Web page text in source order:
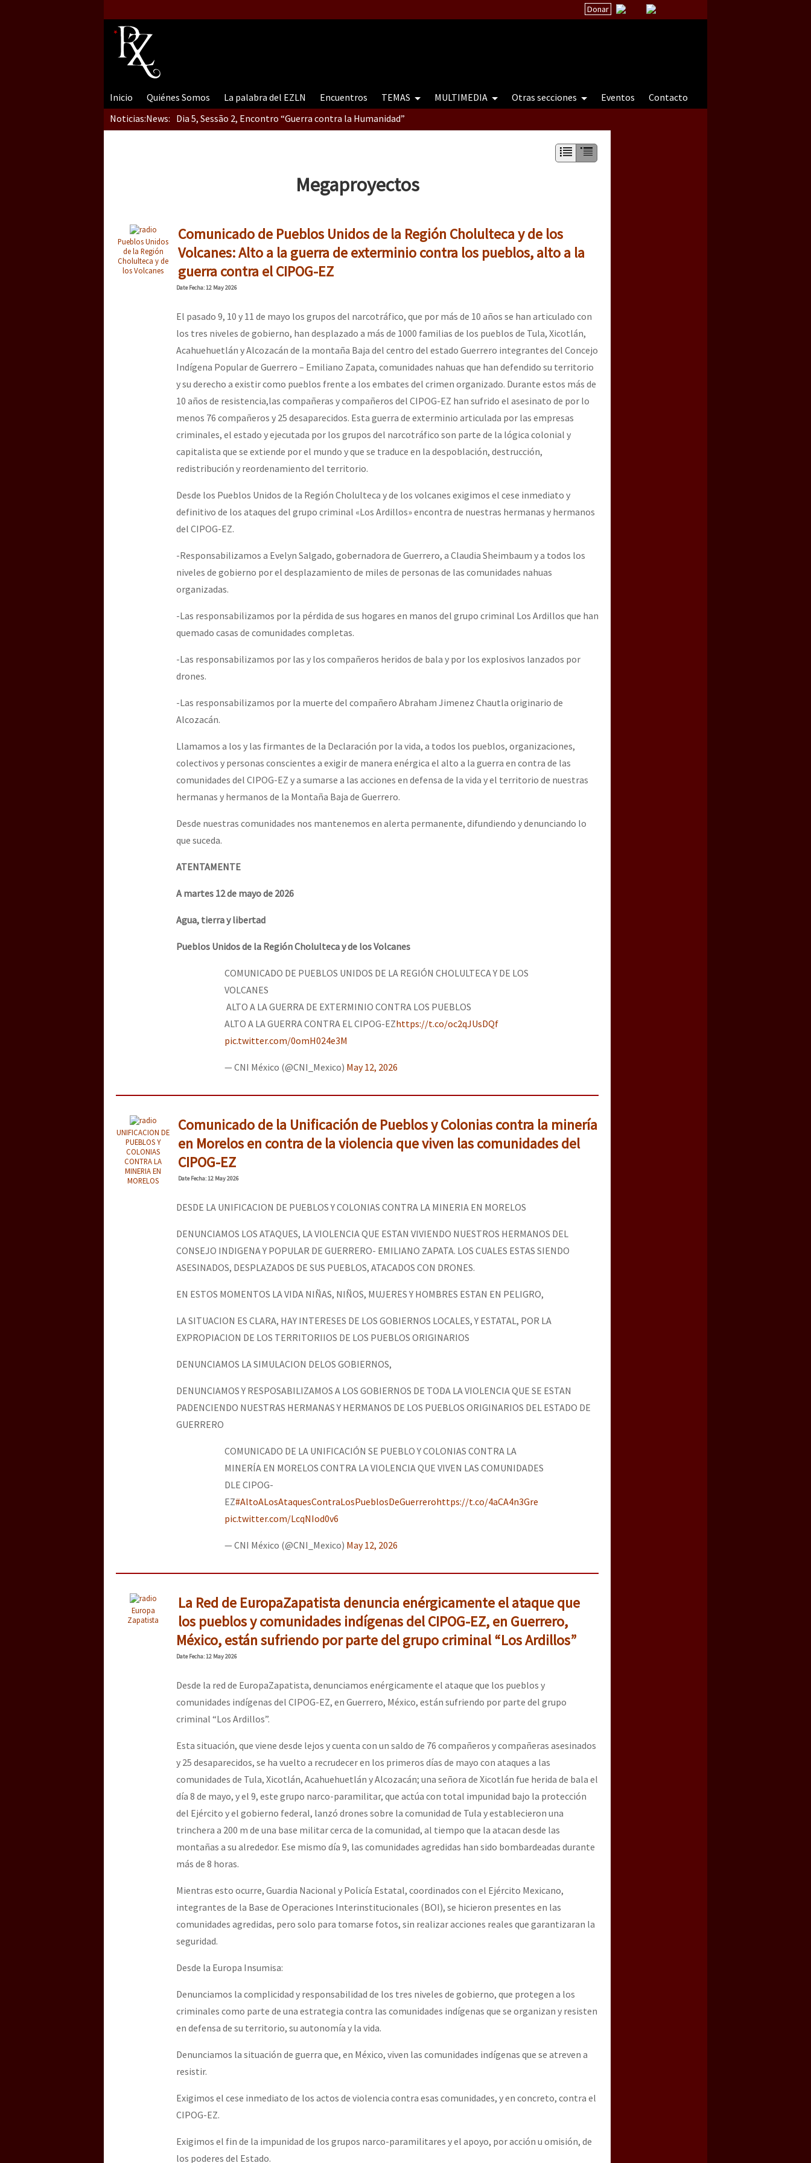
Donar
Inicio Quiénes Somos La palabra del EZLN Encuentros TEMAS MULTIMEDIA Otras secciones Eventos
Contacto
Noticias:News: Dia 5, Sessão 2, Encontro “Guerra contra la Humanidad”
Dia 3 do Encontro “Guerra contra a Humanidade”
Dia 2 do Encontro “Guerra contra a Humanidad”
Dia 1: Encontro “Guerra contra a Humanidade”
[CDMX – 20 julio] Jornadas globales por la libertad de Jesús Plácido Galindo y el alto a la guerra contra el CIPOG-EZ
“Sonhando a Terra do Bem Virá” se publica no Estado Espanhol
Se o México sabe, que o mundo saiba! Nossas lutas pela memória, a justiça e a dignidade
[25 abr – CDMX] Tokín por el CNI: 30 años de Resistencia y Rebeldía
Megaproyectos
Pueblos Unidos
de la Región
Cholulteca y de
los Volcanes
Comunicado de Pueblos Unidos de la Región Cholulteca y de los
Volcanes: Alto a la guerra de exterminio contra los pueblos, alto a la
guerra contra el CIPOG-EZ
DateFecha: 12 May 2026
El pasado 9, 10 y 11 de mayo los grupos del narcotráfico, que por más de 10 años se han articulado con
los tres niveles de gobierno, han desplazado a más de 1000 familias de los pueblos de Tula, Xicotlán,
Acahuehuetlán y Alcozacán de la montaña Baja del centro del estado Guerrero integrantes del Concejo
Indígena Popular de Guerrero – Emiliano Zapata, comunidades nahuas que han defendido su territorio
y su derecho a existir como pueblos frente a los embates del crimen organizado. Durante estos más de
10 años de resistencia,las compañeras y compañeros del CIPOG-EZ han sufrido el asesinato de por lo
menos 76 compañeros y 25 desaparecidos. Esta guerra de exterminio articulada por las empresas
criminales, el estado y ejecutada por los grupos del narcotráfico son parte de la lógica colonial y
capitalista que se extiende por el mundo y que se traduce en la despoblación, destrucción,
redistribución y reordenamiento del territorio.
Desde los Pueblos Unidos de la Región Cholulteca y de los volcanes exigimos el cese inmediato y
definitivo de los ataques del grupo criminal «Los Ardillos» encontra de nuestras hermanas y hermanos
del CIPOG-EZ.
-Responsabilizamos a Evelyn Salgado, gobernadora de Guerrero, a Claudia Sheimbaum y a todos los
niveles de gobierno por el desplazamiento de miles de personas de las comunidades nahuas
organizadas.
-Las responsabilizamos por la pérdida de sus hogares en manos del grupo criminal Los Ardillos que han
quemado casas de comunidades completas.
-Las responsabilizamos por las y los compañeros heridos de bala y por los explosivos lanzados por
drones.
-Las responsabilizamos por la muerte del compañero Abraham Jimenez Chautla originario de
Alcozacán.
Llamamos a los y las firmantes de la Declaración por la vida, a todos los pueblos, organizaciones,
colectivos y personas conscientes a exigir de manera enérgica el alto a la guerra en contra de las
comunidades del CIPOG-EZ y a sumarse a las acciones en defensa de la vida y el territorio de nuestras
hermanas y hermanos de la Montaña Baja de Guerrero.
Desde nuestras comunidades nos mantenemos en alerta permanente, difundiendo y denunciando lo
que suceda.
ATENTAMENTE
A martes 12 de mayo de 2026
Agua, tierra y libertad
Pueblos Unidos de la Región Cholulteca y de los Volcanes
COMUNICADO DE PUEBLOS UNIDOS DE LA REGIÓN CHOLULTECA Y DE LOS
VOLCANES
ALTO A LA GUERRA DE EXTERMINIO CONTRA LOS PUEBLOS
ALTO A LA GUERRA CONTRA EL CIPOG-EZhttps://t.co/oc2qJUsDQf
pic.twitter.com/0omH024e3M
— CNI México (@CNI_Mexico) May 12, 2026
UNIFICACION DE
PUEBLOS Y
COLONIAS
CONTRA LA
MINERIA EN
MORELOS
Comunicado de la Unificación de Pueblos y Colonias contra la minería
en Morelos en contra de la violencia que viven las comunidades del
CIPOG-EZ
DateFecha: 12 May 2026
DESDE LA UNIFICACION DE PUEBLOS Y COLONIAS CONTRA LA MINERIA EN MORELOS
DENUNCIAMOS LOS ATAQUES, LA VIOLENCIA QUE ESTAN VIVIENDO NUESTROS HERMANOS DEL
CONSEJO INDIGENA Y POPULAR DE GUERRERO- EMILIANO ZAPATA. LOS CUALES ESTAS SIENDO
ASESINADOS, DESPLAZADOS DE SUS PUEBLOS, ATACADOS CON DRONES.
EN ESTOS MOMENTOS LA VIDA NIÑAS, NIÑOS, MUJERES Y HOMBRES ESTAN EN PELIGRO,
LA SITUACION ES CLARA, HAY INTERESES DE LOS GOBIERNOS LOCALES, Y ESTATAL, POR LA
EXPROPIACION DE LOS TERRITORIIOS DE LOS PUEBLOS ORIGINARIOS
DENUNCIAMOS LA SIMULACION DELOS GOBIERNOS,
DENUNCIAMOS Y RESPOSABILIZAMOS A LOS GOBIERNOS DE TODA LA VIOLENCIA QUE SE ESTAN
PADENCIENDO NUESTRAS HERMANAS Y HERMANOS DE LOS PUEBLOS ORIGINARIOS DEL ESTADO DE
GUERRERO
COMUNICADO DE LA UNIFICACIÓN SE PUEBLO Y COLONIAS CONTRA LA
MINERÍA EN MORELOS CONTRA LA VIOLENCIA QUE VIVEN LAS COMUNIDADES
DLE CIPOG-
EZ#AltoALosAtaquesContraLosPueblosDeGuerrerohttps://t.co/4aCA4n3Gre
pic.twitter.com/LcqNIod0v6
— CNI México (@CNI_Mexico) May 12, 2026
Europa
Zapatista
La Red de EuropaZapatista denuncia enérgicamente el ataque que
los pueblos y comunidades indígenas del CIPOG-EZ, en Guerrero,
México, están sufriendo por parte del grupo criminal “Los Ardillos”
DateFecha: 12 May 2026
Desde la red de EuropaZapatista, denunciamos enérgicamente el ataque que los pueblos y
comunidades indígenas del CIPOG-EZ, en Guerrero, México, están sufriendo por parte del grupo
criminal “Los Ardillos”.
Esta situación, que viene desde lejos y cuenta con un saldo de 76 compañeros y compañeras asesinados
y 25 desaparecidos, se ha vuelto a recrudecer en los primeros días de mayo con ataques a las
comunidades de Tula, Xicotlán, Acahuehuetlán y Alcozacán; una señora de Xicotlán fue herida de bala el
día 8 de mayo, y el 9, este grupo narco-paramilitar, que actúa con total impunidad bajo la protección
del Ejército y el gobierno federal, lanzó drones sobre la comunidad de Tula y establecieron una
trinchera a 200 m de una base militar cerca de la comunidad, al tiempo que la atacan desde las
montañas a su alrededor. Ese mismo día 9, las comunidades agredidas han sido bombardeadas durante
más de 8 horas.
Mientras esto ocurre, Guardia Nacional y Policía Estatal, coordinados con el Ejército Mexicano,
integrantes de la Base de Operaciones Interinstitucionales (BOI), se hicieron presentes en las
comunidades agredidas, pero solo para tomarse fotos, sin realizar acciones reales que garantizaran la
seguridad.
Desde la Europa Insumisa:
Denunciamos la complicidad y responsabilidad de los tres niveles de gobierno, que protegen a los
criminales como parte de una estrategia contra las comunidades indígenas que se organizan y resisten
en defensa de su territorio, su autonomía y la vida.
Denunciamos la situación de guerra que, en México, viven las comunidades indígenas que se atreven a
resistir.
Exigimos el cese inmediato de los actos de violencia contra esas comunidades, y en concreto, contra el
CIPOG-EZ.
Exigimos el fin de la impunidad de los grupos narco-paramilitares y el apoyo, por acción u omisión, de
los poderes del Estado.